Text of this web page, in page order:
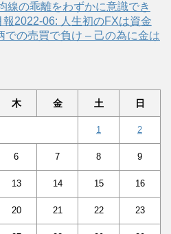
線の乖離をわずかに意識でき
報2022-06: 人生初のFXは資金
での売買で負け – 己の為に金は
木 金 土 日
1 2
6 7 8 9
13 14 15 16
20 21 22 23